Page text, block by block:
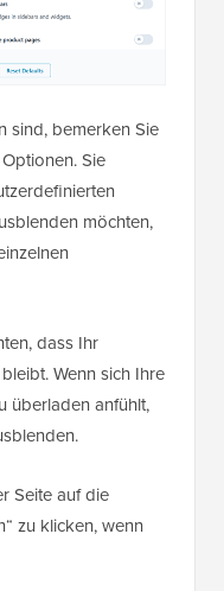
sind, bemerken Sie
Sie
möchten,
dass Ihr
Wenn sich Ihre
überladen anfühlt,
Seite auf die
zu klicken, wenn